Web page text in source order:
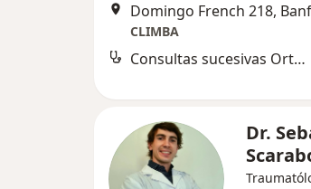
Domingo French 218,
CLIMBA
Consultas sucesivas Ortopedia y Traumatología
Dr.